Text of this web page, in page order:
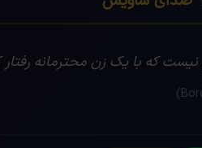
که با یک زن محترمانه رفتار